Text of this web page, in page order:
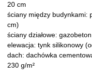
20 cm
ściany między budynkami:
cm)
ściany działowe:
elewacja: tynk silikonowy
dach: dachówka
230 g/m²